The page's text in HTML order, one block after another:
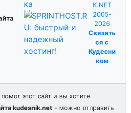
K.NET
2005-
2026
Связать
ся с
Кудесни
ком
этот сайт и вы хотите
kudesnik.net - можно отправить